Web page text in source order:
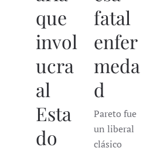
que
invol
ucra
al
Esta
do
fatal
enfer
meda
d
Pareto fue
un liberal
clásico